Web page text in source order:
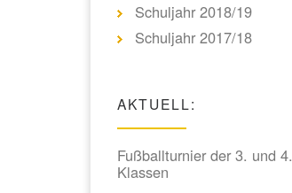
Schuljahr 2018/19
Schuljahr 2017/18
AKTUELL:
Fußballturnier der 3. und 4.
Klassen